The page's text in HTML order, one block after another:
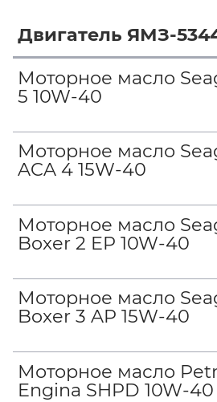
Двигатель ЯМЗ-
Моторное масло
5 10W-40
Моторное масло
ACA 4 15W-40
Моторное масло
Boxer 2 EP 10W-40
Моторное масло
Boxer 3 AP 15W-40
Моторное масло
Engina SHPD 10W-40